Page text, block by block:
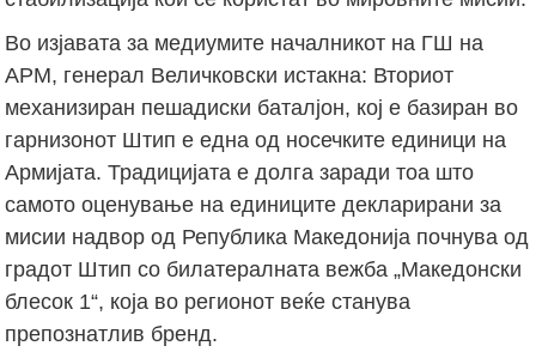
Во изјавата за медиумите началникот на ГШ на
АРМ, генерал Величковски истакна: Вториот
механизиран пешадиски баталјон, кој е базиран во
гарнизонот Штип е една од носечките единици на
Армијата. Традицијата е долга заради тоа што
самото оценување на единиците декларирани за
мисии надвор од Република Македонија почнува од
градот Штип со билатералната вежба „Македонски
блесок 1“, која во регионот веќе станува
препознатлив бренд.